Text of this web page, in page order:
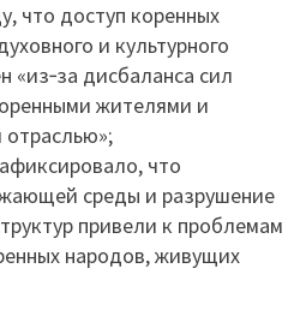
что доступ коренных
и культурного
«из‑за дисбаланса сил
жителями и
что
среды и разрушение
привели к проблемам
народов, живущих